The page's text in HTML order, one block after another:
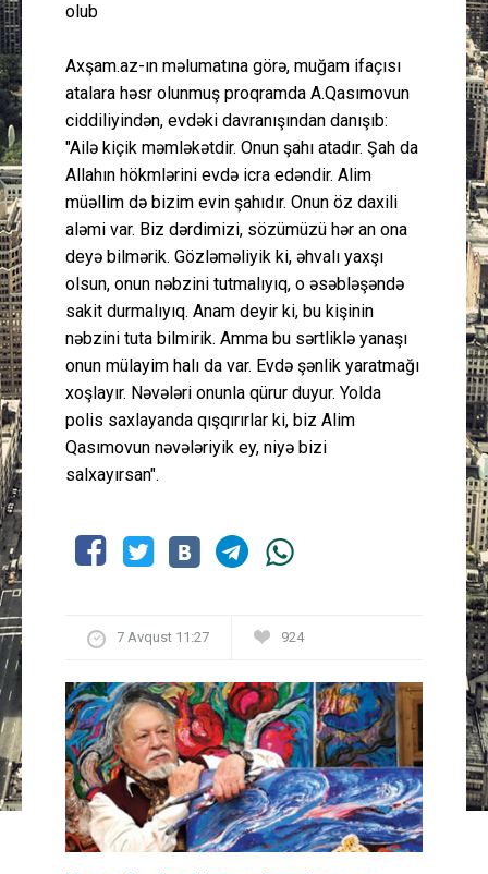
Peşə etikası
Əlaqə
olub
Axşam.az-ın məlumatına görə, muğam ifaçısı
atalara həsr olunmuş proqramda A.Qasımovun
ciddiliyindən, evdəki davranışından danışıb:
"Ailə kiçik məmləkətdir. Onun şahı atadır. Şah da
Allahın hökmlərini evdə icra edəndir. Alim
müəllim də bizim evin şahıdır. Onun öz daxili
aləmi var. Biz dərdimizi, sözümüzü hər an ona
deyə bilmərik. Gözləməliyik ki, əhvalı yaxşı
olsun, onun nəbzini tutmalıyıq, o əsəbləşəndə
sakit durmalıyıq. Anam deyir ki, bu kişinin
nəbzini tuta bilmirik. Amma bu sərtliklə yanaşı
onun mülayim halı da var. Evdə şənlik yaratmağı
xoşlayır. Nəvələri onunla qürur duyur. Yolda
polis saxlayanda qışqırırlar ki, biz Alim
Qasımovun nəvələriyik ey, niyə bizi
salxayırsan".
7 Avqust 11:27 924